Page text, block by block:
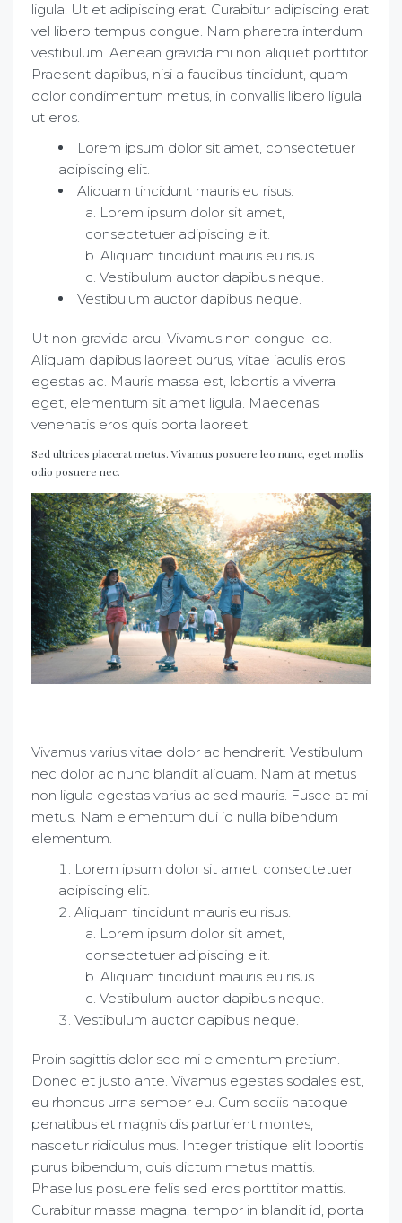
ligula. Ut et adipiscing erat. Curabitur adipiscing erat
vel libero tempus congue. Nam pharetra interdum
vestibulum. Aenean gravida mi non aliquet porttitor.
Praesent dapibus, nisi a faucibus tincidunt, quam
dolor condimentum metus, in convallis libero ligula
ut eros.
Lorem ipsum dolor sit amet, consectetuer
adipiscing elit.
Aliquam tincidunt mauris eu risus.
Lorem ipsum dolor sit amet,
consectetuer adipiscing elit.
Aliquam tincidunt mauris eu risus.
Vestibulum auctor dapibus neque.
Vestibulum auctor dapibus neque.
Ut non gravida arcu. Vivamus non congue leo.
Aliquam dapibus laoreet purus, vitae iaculis eros
egestas ac. Mauris massa est, lobortis a viverra
eget, elementum sit amet ligula. Maecenas
venenatis eros quis porta laoreet.
Sed ultrices placerat metus. Vivamus posuere leo nunc, eget mollis
odio posuere nec.
Vivamus varius vitae dolor ac hendrerit. Vestibulum
nec dolor ac nunc blandit aliquam. Nam at metus
non ligula egestas varius ac sed mauris. Fusce at mi
metus. Nam elementum dui id nulla bibendum
elementum.
Lorem ipsum dolor sit amet, consectetuer
adipiscing elit.
Aliquam tincidunt mauris eu risus.
Lorem ipsum dolor sit amet,
consectetuer adipiscing elit.
Aliquam tincidunt mauris eu risus.
Vestibulum auctor dapibus neque.
Vestibulum auctor dapibus neque.
Proin sagittis dolor sed mi elementum pretium.
Donec et justo ante. Vivamus egestas sodales est,
eu rhoncus urna semper eu. Cum sociis natoque
penatibus et magnis dis parturient montes,
nascetur ridiculus mus. Integer tristique elit lobortis
purus bibendum, quis dictum metus mattis.
Phasellus posuere felis sed eros porttitor mattis.
Curabitur massa magna, tempor in blandit id, porta